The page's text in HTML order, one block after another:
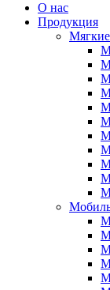
О нас
Продукция